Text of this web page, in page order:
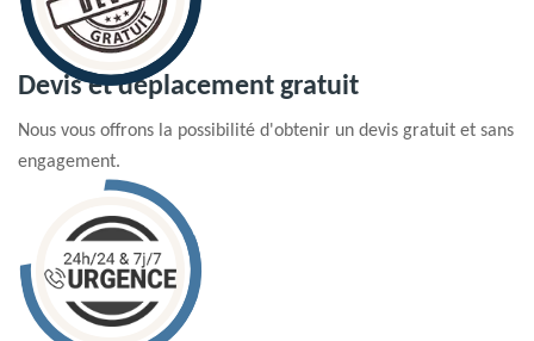
Devis et déplacement gratuit
Nous vous offrons la possibilité d'obtenir un devis gratuit et sans
engagement.